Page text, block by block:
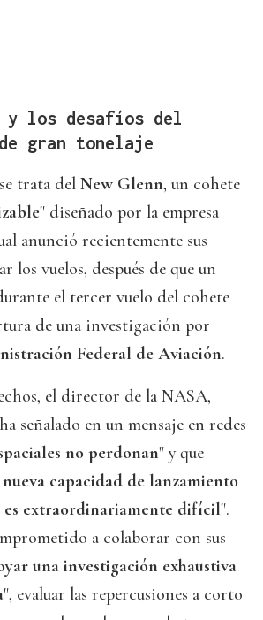
y los desafíos del
gran tonelaje
trata del New Glenn, un cohete
" diseñado por la empresa
anunció recientemente sus
los vuelos, después de que un
el tercer vuelo del cohete
de una investigación por
Federal de Aviación.
el director de la NASA,
señalado en un mensaje en redes
no perdonan" y que
capacidad de lanzamiento
es extraordinariamente difícil".
a colaborar con sus
una investigación exhaustiva
", evaluar las repercusiones a corto